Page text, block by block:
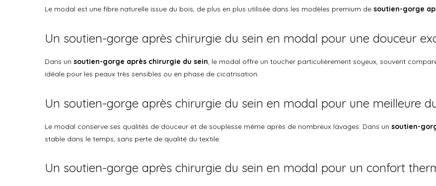
Le modal est une fibre naturelle issue du bois, de plus en plus utilisée dans les modèles premium de soutien-gorge
Un soutien-gorge après chirurgie du sein en modal pour une douceur
Dans un soutien-gorge après chirurgie du sein, le modal offre un toucher particulièrement soyeux, souvent
idéale pour les peaux très sensibles ou en phase de cicatrisation.
Un soutien-gorge après chirurgie du sein en modal pour une meilleure
Le modal conserve ses qualités de douceur et de souplesse même après de nombreux lavages. Dans un soutien-
stable dans le temps, sans perte de qualité du textile.
Un soutien-gorge après chirurgie du sein en modal pour un confort